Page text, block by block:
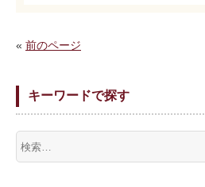
« 前のページ
キーワードで探す